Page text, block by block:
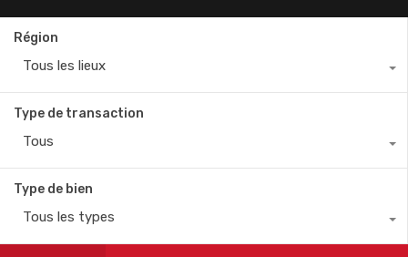
Région
Tous les lieux
Type de transaction
Tous
Type de bien
Tous les types